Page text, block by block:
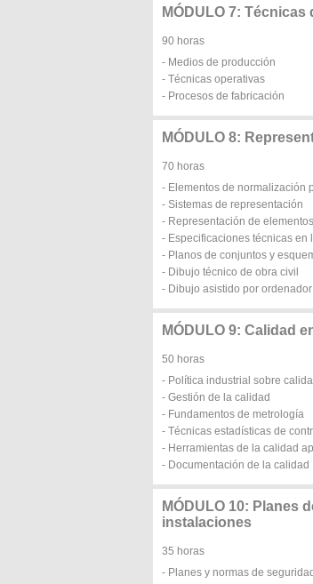
MÓDULO 7:
90 horas
- Medios de producción
- Técnicas operativas
- Procesos de fabricación
MÓDULO 8:
70 horas
- Elementos de normalización
- Sistemas de representación
- Representación de
- Especificaciones técnicas en
- Planos de conjuntos y
- Dibujo técnico de obra civil
- Dibujo asistido por ordenador
MÓDULO 9: Calidad
50 horas
- Política industrial sobre
- Gestión de la calidad
- Fundamentos de metrología
- Técnicas estadísticas de
- Herramientas de la calidad
- Documentación de la calidad
MÓDULO 10: Planes
instalaciones
35 horas
- Planes y normas de